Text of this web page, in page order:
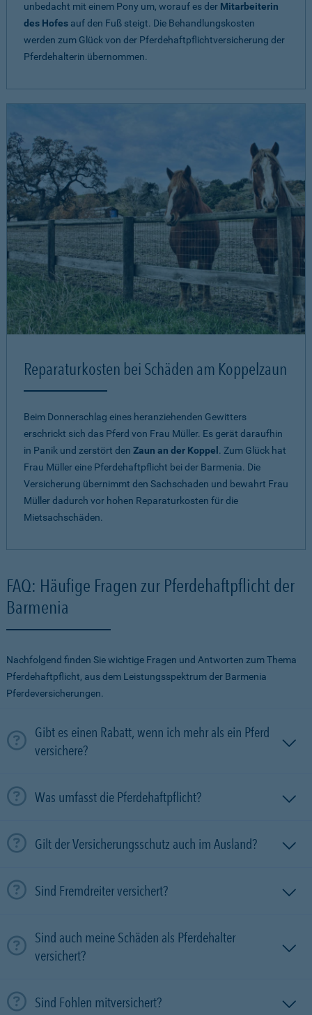
unbedacht mit einem Pony um, worauf es der Mitarbeiterin
des Hofes auf den Fuß steigt. Die Behandlungskosten
werden zum Glück von der Pferdehaftpflichtversicherung der
Pferdehalterin übernommen.
Reparaturkosten bei Schäden am Koppelzaun
Beim Donnerschlag eines heranziehenden Gewitters
erschrickt sich das Pferd von Frau Müller. Es gerät daraufhin
in Panik und zerstört den Zaun an der Koppel . Zum Glück hat
Frau Müller eine Pferdehaftpflicht bei der Barmenia. Die
Versicherung übernimmt den Sachschaden und bewahrt Frau
Müller dadurch vor hohen Reparaturkosten für die
Mietsachschäden.
FAQ: Häufige Fragen zur Pferdehaftpflicht der
Barmenia
Nachfolgend finden Sie wichtige Fragen und Antworten zum Thema
Pferdehaftpflicht, aus dem Leistungsspektrum der Barmenia
Pferdeversicherungen.
Gibt es einen Rabatt, wenn ich mehr als ein Pferd
versichere?
Was umfasst die Pferdehaftpflicht?
Gilt der Versicherungsschutz auch im Ausland?
Sind Fremdreiter versichert?
Sind auch meine Schäden als Pferdehalter
versichert?
Sind Fohlen mitversichert?